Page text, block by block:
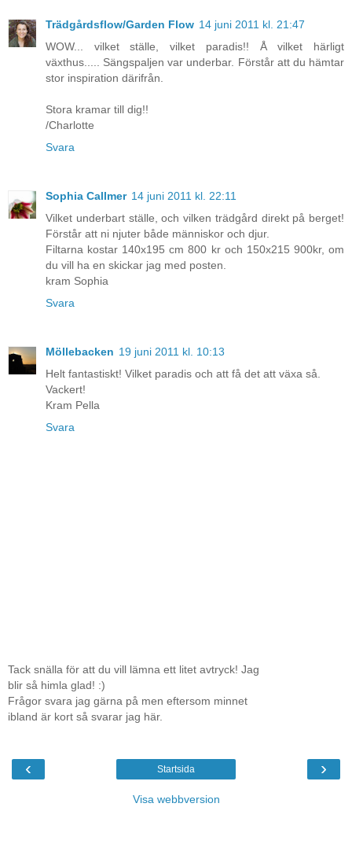
Trädgårdsflow/Garden Flow 14 juni 2011 kl. 21:47
WOW... vilket ställe, vilket paradis!! Å vilket härligt
växthus..... Sängspaljen var underbar. Förstår att du hämtar
stor inspiration därifrån.
Stora kramar till dig!!
/Charlotte
Svara
Sophia Callmer 14 juni 2011 kl. 22:11
Vilket underbart ställe, och vilken trädgård direkt på berget!
Förstår att ni njuter både människor och djur.
Filtarna kostar 140x195 cm 800 kr och 150x215 900kr, om
du vill ha en skickar jag med posten.
kram Sophia
Svara
Möllebacken 19 juni 2011 kl. 10:13
Helt fantastiskt! Vilket paradis och att få det att växa så.
Vackert!
Kram Pella
Svara
Tack snälla för att du vill lämna ett litet avtryck! Jag
blir så himla glad! :)
Frågor svara jag gärna på men eftersom minnet
ibland är kort så svarar jag här.
‹ ›
Startsida
Visa webbversion